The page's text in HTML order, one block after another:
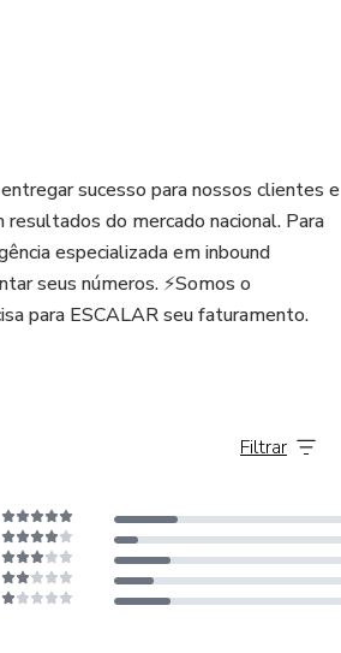
sucesso para nossos clientes e
do mercado nacional. Para
especializada em inbound
seus números. ⚡️Somos o
para ESCALAR seu faturamento.
Filtrar